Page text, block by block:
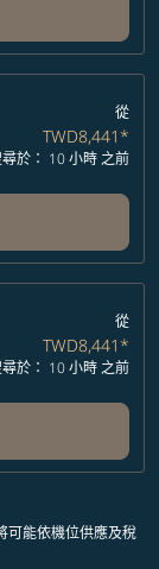
從
TWD8,441*
於： 10 小時 之前
從
TWD8,441*
於： 10 小時 之前
可能依機位供應及稅